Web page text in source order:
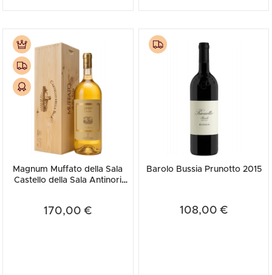
Magnum Muffato della Sala
Castello della Sala Antinori
170,00 €
Barolo Bussia Prunotto 2015
108,00 €